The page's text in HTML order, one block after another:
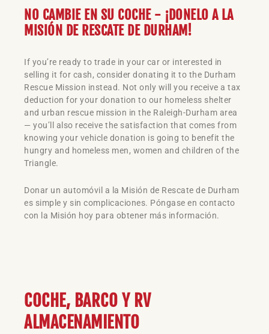
NO CAMBIE EN SU COCHE - ¡DONELO A LA
MISIÓN DE RESCATE DE DURHAM!
If you’re ready to trade in your car or interested in
selling it for cash, consider donating it to the Durham
Rescue Mission instead. Not only will you receive a tax
deduction for your donation to our homeless shelter
and urban rescue mission in the Raleigh-Durham area
— you’ll also receive the satisfaction that comes from
knowing your vehicle donation is going to benefit the
hungry and homeless men, women and children of the
Triangle.
Donar un automóvil a la Misión de Rescate de Durham
es simple y sin complicaciones. Póngase en contacto
con la Misión hoy para obtener más información.
COCHE, BARCO Y RV
ALMACENAMIENTO